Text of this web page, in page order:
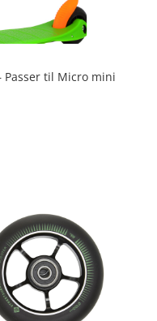
til Micro mini